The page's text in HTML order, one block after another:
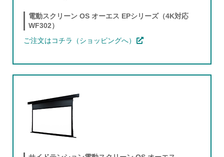
電動スクリーン OS オーエス EPシリーズ（4K対応
WF302）
ご注文はコチラ（ショッピングへ）